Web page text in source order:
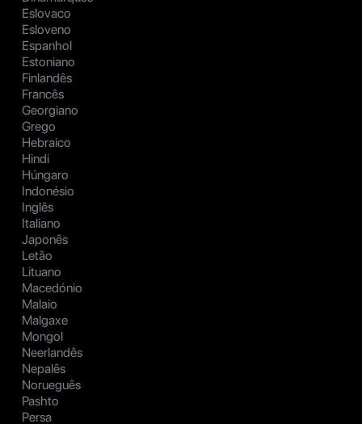
Eslovaco
Esloveno
Espanhol
Estoniano
Finlandês
Francês
Georgiano
Grego
Hebraico
Hindi
Húngaro
Indonésio
Inglês
Italiano
Japonês
Letão
Lituano
Macedónio
Malaio
Malgaxe
Mongol
Neerlandês
Nepalês
Norueguês
Pashto
Persa